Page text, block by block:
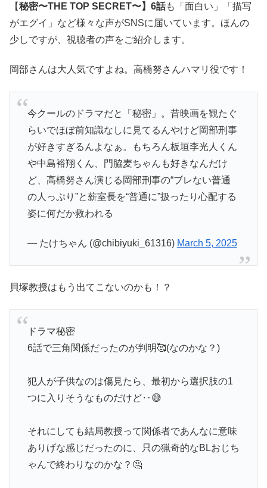
【秘密〜THE TOP SECRET〜】6話も「面白い」「描写
がエグイ」など様々な声がSNSに届いています。ほんの
少しですが、視聴者の声をご紹介します。
岡部さんは大人気ですよね。高橋努さんハマリ役です！
今クールのドラマだと「秘密」。昔映画を観たぐ
らいでほぼ前知識なしに見てるんやけど岡部刑事
が好きすぎるんよなぁ。もちろん板垣李光人くん
や中島裕翔くん、門脇麦ちゃんも好きなんだけ
ど、高橋努さん演じる岡部刑事の“ブレない普通
の人っぷり”と薪室長を“普通に”扱ったり心配する
姿に何だか救われる
— たけちゃん (@chibiyuki_61316) March 5, 2025
貝塚教授はもう出てこないのかも！？
ドラマ秘密
6話で三角関係だったのが判明🥰(なのかな？)
犯人が子供なのは傷見たら、最初から選択肢の1
つに入りそうなものだけど‥😅
それにしても結局教授って関係者であんなに意味
ありげな感じだったのに、只の猟奇的なBLおじち
ゃんで終わりなのかな？🤔